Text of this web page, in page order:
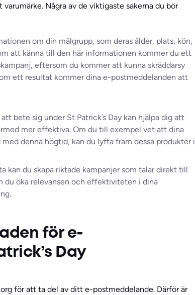
Några av de viktigaste sakerna du bör
om din målgrupp, som deras ålder, plats, kön,
att känna till den här informationen kommer du ett
eftersom du kommer att kunna skräddarsy
ett resultat kommer dina e-postmeddelanden att
bete sig under St Patrick’s Day kan hjälpa dig att
mer effektiva. Om du till exempel vet att dina
denna högtid, kan du lyfta fram dessa produkter i
kan du skapa riktade kampanjer som talar direkt till
du öka relevansen och effektiviteten i dina
för e-
Day
för att ta del av ditt e-postmeddelande. Därför är